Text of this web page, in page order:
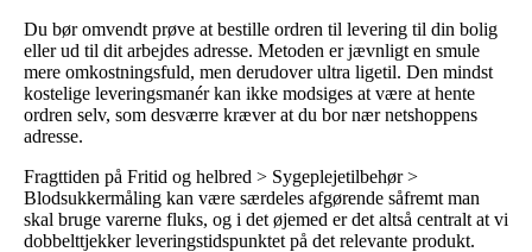
Du bør omvendt prøve at bestille ordren til levering til din bolig
eller ud til dit arbejdes adresse. Metoden er jævnligt en smule
mere omkostningsfuld, men derudover ultra ligetil. Den mindst
kostelige leveringsmanér kan ikke modsiges at være at hente
ordren selv, som desværre kræver at du bor nær netshoppens
adresse.
Fragttiden på Fritid og helbred > Sygeplejetilbehør >
Blodsukkermåling kan være særdeles afgørende såfremt man
skal bruge varerne fluks, og i det øjemed er det altså centralt at vi
dobbelttjekker leveringstidspunktet på det relevante produkt.